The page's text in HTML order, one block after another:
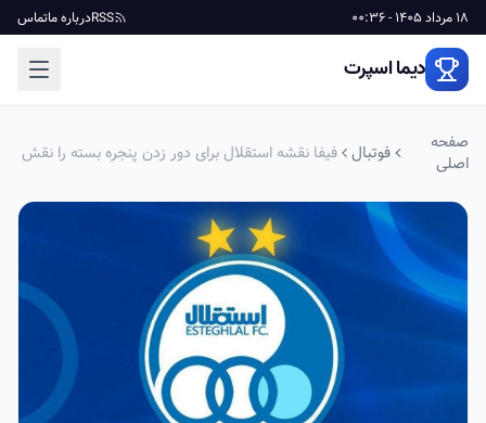
18 مرداد 1405 - 00:36 RSSدرباره ماتماس
دیما اسپرت
صفحه
اصلی
فوتبال فیفا نقشه استقلال برای دور زدن پنجره بسته را نقش